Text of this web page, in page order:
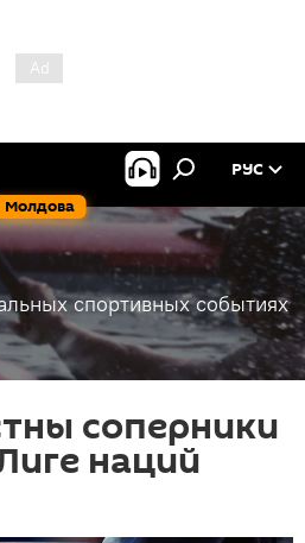
Молдова
РУС
спортивных событиях
соперники
наций